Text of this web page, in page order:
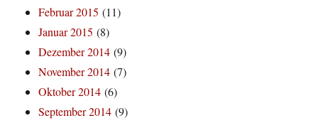
Februar 2015 (11)
Januar 2015 (8)
Dezember 2014 (9)
November 2014 (7)
Oktober 2014 (6)
September 2014 (9)